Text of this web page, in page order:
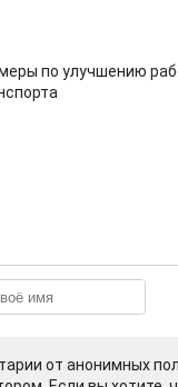
по улучшению
от анонимных